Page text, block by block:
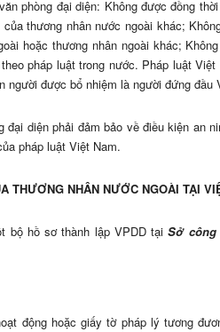
phòng đại diện: Không được đồng
thương nhân nước ngoài khác;
hoặc thương nhân ngoài khác;
pháp luật trong nước. Pháp luật
người được bổ nhiệm là người đứng
đại diện phải đảm bảo về điều kiện an
pháp luật Việt Nam.
THƯƠNG NHÂN NƯỚC NGOÀI TẠI
bộ hồ sơ thành lập VPDD tạiSở
động hoặc giấy tờ pháp lý tương